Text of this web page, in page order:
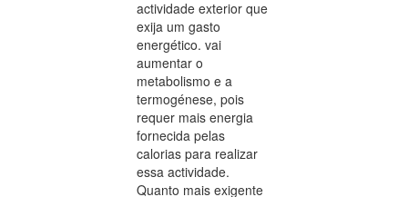
actividade exterior que
exija um gasto
energético. vai
aumentar o
metabolismo e a
termogénese, pois
requer mais energia
fornecida pelas
calorias para realizar
essa actividade.
Quanto mais exigente